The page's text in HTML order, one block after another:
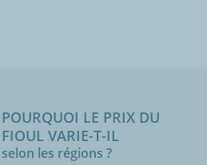
POURQUOI LE PRIX DU
FIOUL VARIE-T-IL
selon les régions ?